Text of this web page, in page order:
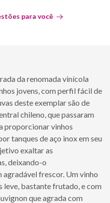
para você
da renomada vinícola
jovens, com perfil fácil de
deste exemplar são de
chileno, que passaram
proporcionar vinhos
tanques de aço inox em seu
exaltar as
deixando-o
frescor. Um vinho
bastante frutado, e com
que agrada com